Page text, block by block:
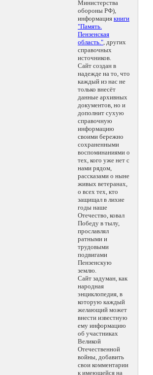
Министерства
обороны РФ),
информация книги
"Память.
Пензенская
область.", других
справочных
источников.
Сайт создан в
надежде на то, что
каждый из нас не
только внесёт
данные архивных
документов, но и
дополнит сухую
справочную
информацию
своими бережно
сохраненными
воспоминаниями о
тех, кого уже нет с
нами рядом,
рассказами о ныне
живых ветеранах,
о всех тех, кто
защищал в лихие
годы наше
Отечество, ковал
Победу в тылу,
прославлял
ратными и
трудовыми
подвигами
Пензенскую
землю.
Сайт задуман, как
народная
энциклопедия, в
которую каждый
желающий может
внести известную
ему информацию
об участниках
Великой
Отечественной
войны, добавить
свои комментарии
к имеющейся на